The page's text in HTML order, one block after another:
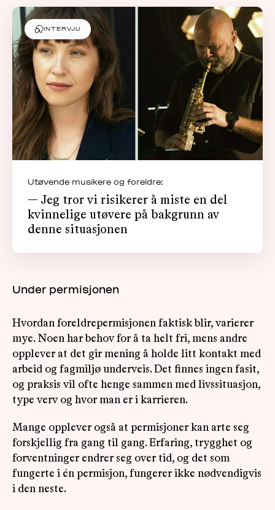
INTERVJU
Utøvende musikere og foreldre:
— Jeg tror vi risikerer å miste en del
kvinnelige utøvere på bakgrunn av
denne situasjonen
Under permisjonen
Hvordan foreldrepermisjonen faktisk blir, varierer
mye. Noen har behov for å ta helt fri, mens andre
opplever at det gir mening å holde litt kontakt med
arbeid og fagmiljø underveis. Det finnes ingen fasit,
og praksis vil ofte henge sammen med livssituasjon,
type verv og hvor man er i karrieren.
Mange opplever også at permisjoner kan arte seg
forskjellig fra gang til gang. Erfaring, trygghet og
forventninger endrer seg over tid, og det som
fungerte i én permisjon, fungerer ikke nødvendigvis
i den neste.